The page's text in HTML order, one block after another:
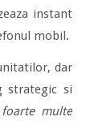
instant
mobil.
dar
strategic si
foarte multe